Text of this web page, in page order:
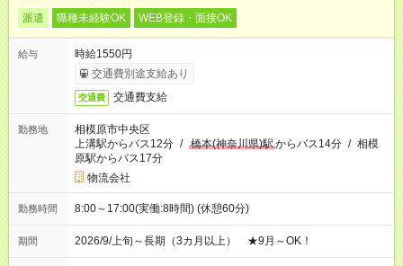
派遣 職種未経験OK WEB登録・面接OK
給与
時給1550円
交通費別途支給あり
交通費 交通費支給
勤務地
相模原市中央区
上溝駅からバス12分 / 橋本(神奈川県)駅からバス14分 / 相模
原駅からバス17分
物流会社
勤務時間 8:00～17:00(実働:8時間) (休憩60分)
期間 2026/9/上旬～長期（3カ月以上） ★9月～OK！